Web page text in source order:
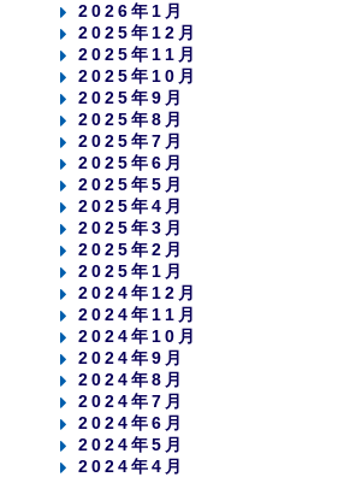
2026年1月
2025年12月
2025年11月
2025年10月
2025年9月
2025年8月
2025年7月
2025年6月
2025年5月
2025年4月
2025年3月
2025年2月
2025年1月
2024年12月
2024年11月
2024年10月
2024年9月
2024年8月
2024年7月
2024年6月
2024年5月
2024年4月